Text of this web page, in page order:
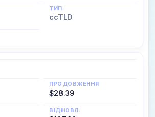
ТИП
ccTLD
ПРОДОВЖЕННЯ
$28.39
ВІДНОВЛ.